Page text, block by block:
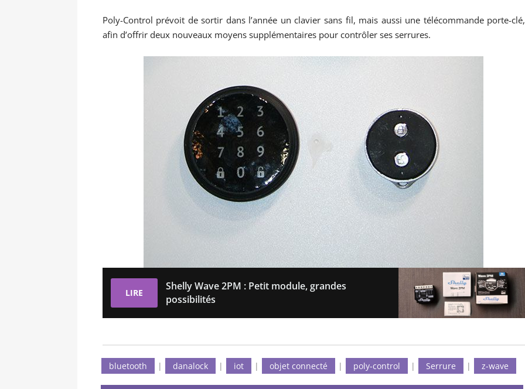
Poly-Control prévoit de sortir dans l’année un clavier sans fil, mais aussi une télécommande porte-clé,
afin d’offrir deux nouveaux moyens supplémentaires pour contrôler ses serrures.
LIRE
Shelly Wave 2PM : Petit module, grandes
possibilités
bluetooth | danalock | iot | objet connecté | poly-control | Serrure | z-wave